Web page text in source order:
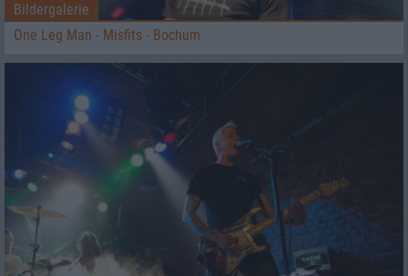
Bildergalerie
One Leg Man - Misfits - Bochum